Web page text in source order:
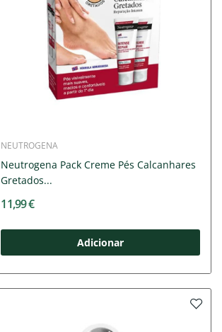
NEUTROGENA
Neutrogena Pack Creme Pés Calcanhares
Gretados...
11,99 €
Adicionar